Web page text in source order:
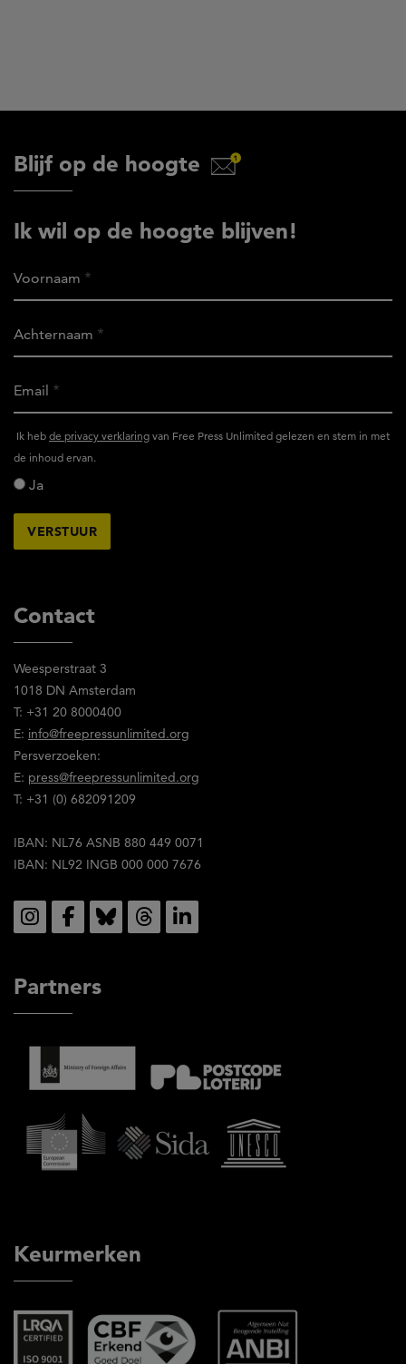
Contact
Weesperstraat 3
1018 DN Amsterdam
T: +31 20 8000400
E: info@freepressunlimited.org
Persverzoeken:
E: press@freepressunlimited.org
T: +31 (0) 682091209
IBAN: NL76 ASNB 880 449 0071
IBAN: NL92 INGB 000 000 7676
Social
Partners
Keurmerken
Blijf op de hoogte
Ik wil op de hoogte blijven!
Voornaam
Achternaam
Email
Ik
heb
het
reglement
van
Unlimited
stem
in
met
de
inhoud
ervan.
Ik heb de privacy verklaring van Free Press Unlimited gelezen en stem in met
de inhoud ervan.
Ja